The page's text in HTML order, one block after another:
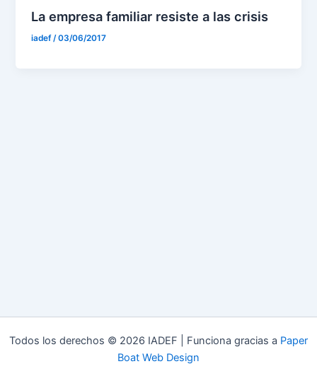
La empresa familiar resiste a las crisis
iadef/03/06/2017
Todos los derechos © 2026 IADEF | Funciona gracias a Paper
Boat Web Design